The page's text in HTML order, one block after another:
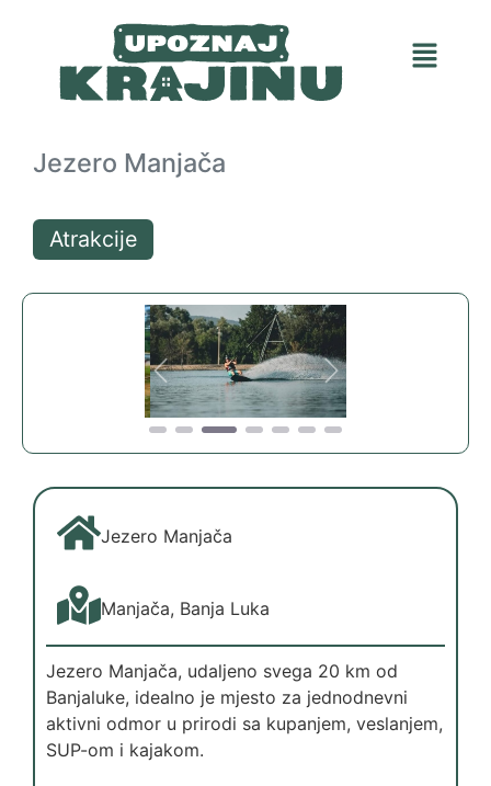
Jezero Manjača
Atrakcije
Previous Next
Jezero Manjača
Manjača, Banja Luka
Jezero Manjača, udaljeno svega 20 km od
Banjaluke, idealno je mjesto za jednodnevni
aktivni odmor u prirodi sa kupanjem, veslanjem,
SUP-om i kajakom.